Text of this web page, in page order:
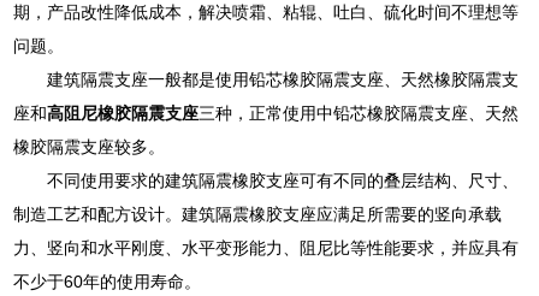
期，产品改性降低成本，解决喷霜、粘辊、吐白、硫化时间不理想等
问题。
建筑隔震支座一般都是使用铅芯橡胶隔震支座、天然橡胶隔震支
座和高阻尼橡胶隔震支座三种，正常使用中铅芯橡胶隔震支座、天然
橡胶隔震支座较多。
不同使用要求的建筑隔震橡胶支座可有不同的叠层结构、尺寸、
制造工艺和配方设计。建筑隔震橡胶支座应满足所需要的竖向承载
力、竖向和水平刚度、水平变形能力、阻尼比等性能要求，并应具有
不少于60年的使用寿命。